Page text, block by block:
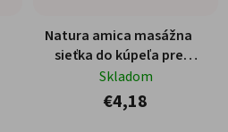
Natura amica masážna
sieťka do kúpeľa pre
mužov 30 g
Skladom
€4,18